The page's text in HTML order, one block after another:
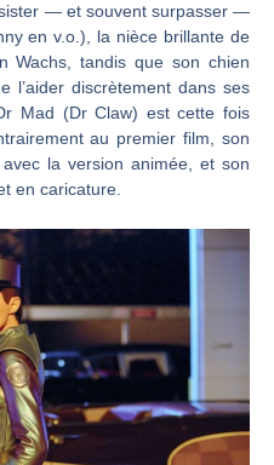
— et souvent surpasser —
en v.o.), la nièce brillante de
Wachs, tandis que son chien
l’aider discrètement dans ses
Mad (Dr Claw) est cette fois
au premier film, son
la version animée, et son
en caricature.